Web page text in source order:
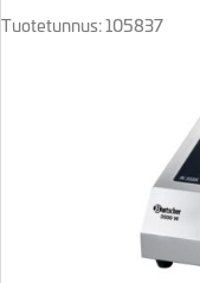
Tuotetunnus: 105837